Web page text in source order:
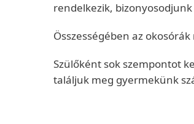
rendelkezik,
Összességében az
Szülőként sok szempontot
találjuk meg gyermekünk